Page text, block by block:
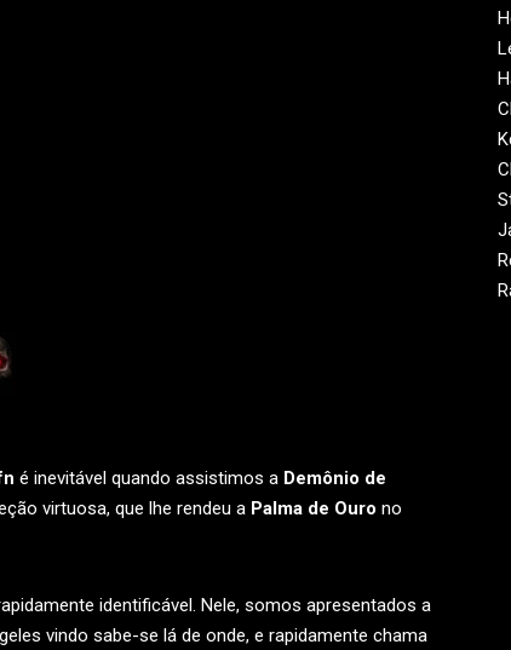
é inevitável quando assistimos a Demônio de
virtuosa, que lhe rendeu a Palma de Ouro no
identificável. Nele, somos apresentados a
vindo sabe-se lá de onde, e rapidamente chama